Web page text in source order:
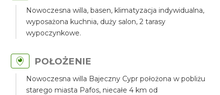
Nowoczesna willa, basen, klimatyzacja indywidualna,
wyposażona kuchnia, duży salon, 2 tarasy
wypoczynkowe.
POŁOŻENIE
Nowoczesna willa Bajeczny Cypr położona w pobliżu
starego miasta Pafos, niecałe 4 km od